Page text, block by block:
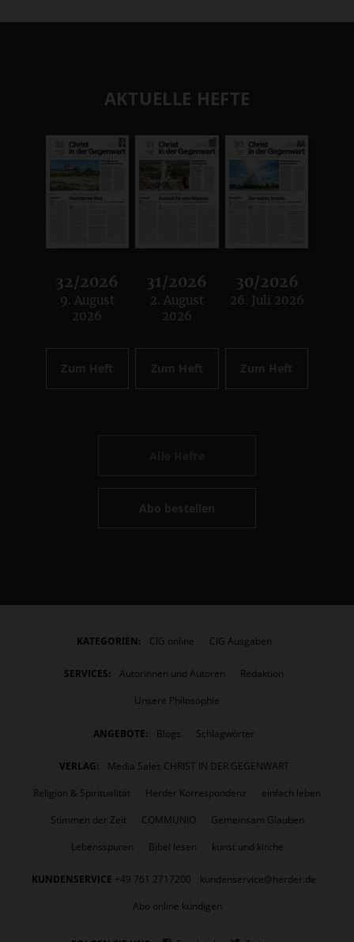
AKTUELLE HEFTE
32/2026
:
9. August
2026
Zum Heft
31/2026
:
2. August
2026
Zum Heft
30/2026
:
26. Juli 2026
Zum Heft
Abo bestellen
KATEGORIEN: CIG online CIG Ausgaben
SERVICES: Autorinnen und Autoren
Redaktion
Unsere Philosophie
ANGEBOTE: Blogs Schlagwörter
VERLAG:
Media Sales CHRIST IN DER GEGENWART
Religion & Spiritualität
Herder Korrespondenz
einfach leben
Stimmen der Zeit
COMMUNIO
Gemeinsam Glauben
Lebensspuren
Bibel lesen kunst und kirche
KUNDENSERVICE +49 761 2717200
kundenservice@herder.de
Abo online kündigen